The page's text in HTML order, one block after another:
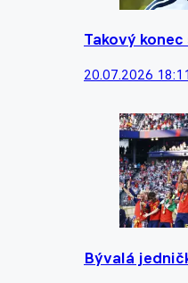
Takový
20.07.2026 18:11
Bývalá